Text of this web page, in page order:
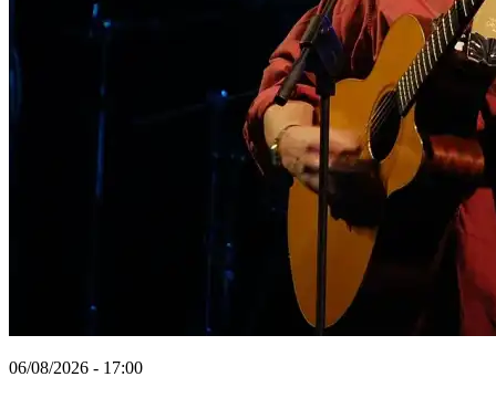
06/08/2026 - 17:00